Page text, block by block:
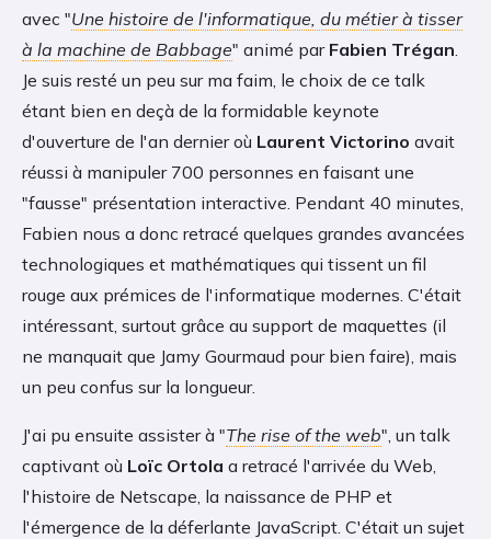
avec "Une histoire de l'informatique, du métier à tisser
à la machine de Babbage" animé par Fabien Trégan
Je suis resté un peu sur ma faim, le choix de ce talk
étant bien en deçà de la formidable keynote
d'ouverture de l'an dernier où Laurent Victorino avait
réussi à manipuler 700 personnes en faisant une
"fausse" présentation interactive. Pendant 40 minutes,
Fabien nous a donc retracé quelques grandes avancées
technologiques et mathématiques qui tissent un fil
rouge aux prémices de l'informatique modernes. C'était
intéressant, surtout grâce au support de maquettes (il
ne manquait que Jamy Gourmaud pour bien faire), mais
un peu confus sur la longueur.
J'ai pu ensuite assister à "The rise of the web", un talk
captivant où Loïc Ortola a retracé l'arrivée du Web,
l'histoire de Netscape, la naissance de PHP et
l'émergence de la déferlante JavaScript. C'était un sujet